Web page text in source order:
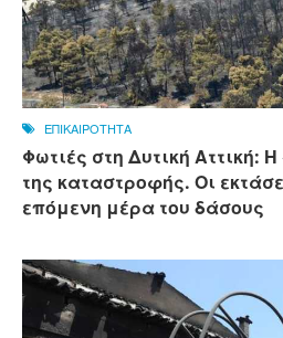
ΕΠΙΚΑΙΡΟΤΗΤΑ
Φωτιές στη Δυτική Αττική:
της καταστροφής. Οι
επόμενη μέρα του δάσους